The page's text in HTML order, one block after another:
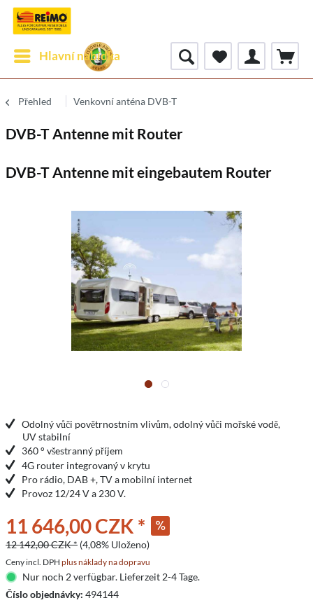
Hlavní nabídka
Přehled Venkovní anténa DVB-T
DVB-T Antenne mit Router
DVB-T Antenne mit eingebautem Router
Odolný vůči povětrnostním vlivům, odolný vůči mořské vodě,
UV stabilní
360 ° všestranný příjem
4G router integrovaný v krytu
Pro rádio, DAB +, TV a mobilní internet
Provoz 12/24 V a 230 V.
11 646,00 CZK *
12 142,00 CZK * (4,08% Uloženo)
Ceny incl. DPH plus náklady na dopravu
Nur noch 2 verfügbar. Lieferzeit 2-4 Tage.
Číslo objednávky: 494144